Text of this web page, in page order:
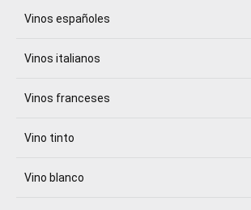
Vinos españoles
Vinos italianos
Vinos franceses
Vino tinto
Vino blanco